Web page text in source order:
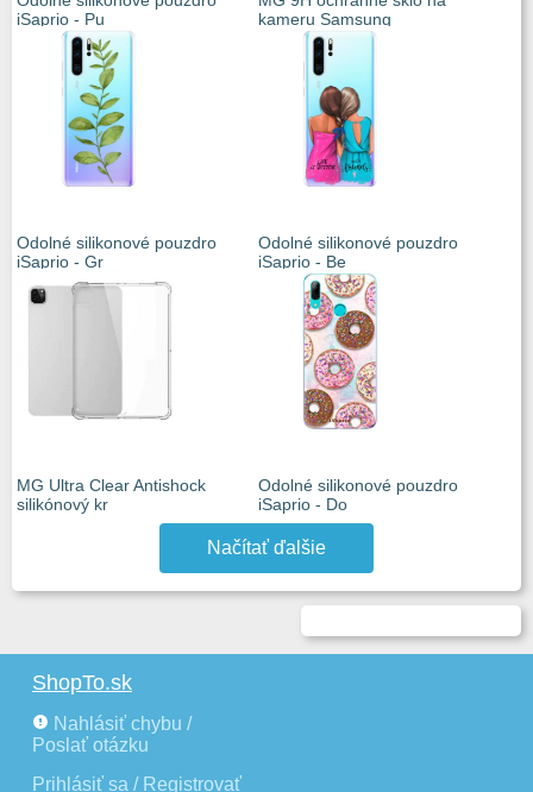
iSaprio - Pu
kameru Samsung
Odolné silikonové pouzdro
iSaprio - Gr
Odolné silikonové pouzdro
iSaprio - Be
MG Ultra Clear Antishock
silikónový kr
Odolné silikonové pouzdro
iSaprio - Do
Načítať ďalšie
ShopTo.sk
Nahlásiť chybu /
Poslať otázku
Prihlásiť sa / Registrovať